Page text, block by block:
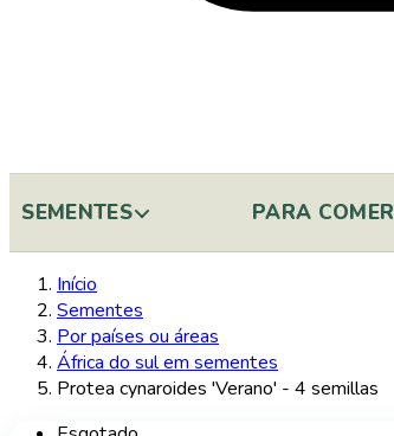
SEMENTES PARA COMER
Início
Sementes
Por países ou áreas
África do sul em sementes
Protea cynaroides 'Verano' - 4 semillas